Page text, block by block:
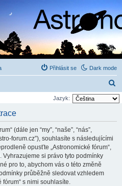
Dark mode
Přihlásit se
l
Jazyk:
(dále jen “my”, “naše”, “nás”,
forum.cz”), souhlasíte s následujícími
opusťte „Astronomické fórum“,
si právo tyto podmínky
pro to, abychom vás o této změně
průběžně sledovat vzhledem
fórum“ s nimi souhlasíte.